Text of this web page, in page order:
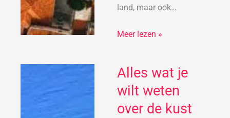
land, maar ook…
Meer lezen »
Alles wat je
wilt weten
over de kust
Alles
wat
je
wilt